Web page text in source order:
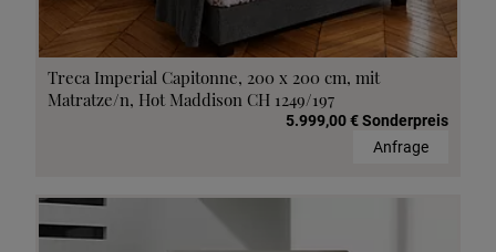
Treca Imperial Capitonne, 200 x 200 cm, mit
Matratze/n, Hot Maddison CH 1249/197
5.999,00 € Sonderpreis
Anfrage